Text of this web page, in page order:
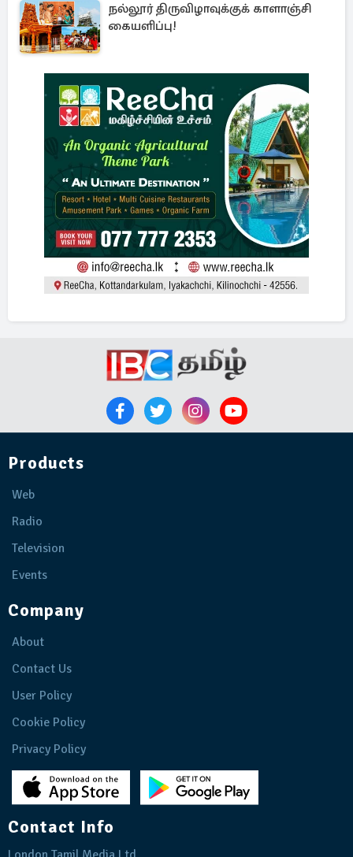
நல்லூர் திருவிழாவுக்குக் காளாஞ்சி
கையளிப்பு!
Products
Web
Radio
Television
Events
Company
About
Contact Us
User Policy
Cookie Policy
Privacy Policy
Contact Info